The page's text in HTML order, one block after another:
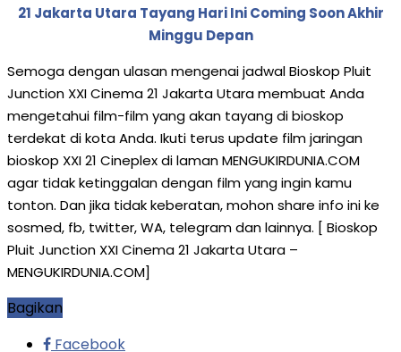
21 Jakarta Utara Tayang Hari Ini Coming Soon Akhir
Minggu Depan
Semoga dengan ulasan mengenai jadwal Bioskop Pluit
Junction XXI Cinema 21 Jakarta Utara membuat Anda
mengetahui film-film yang akan tayang di bioskop
terdekat di kota Anda. Ikuti terus update film jaringan
bioskop XXI 21 Cineplex di laman MENGUKIRDUNIA.COM
agar tidak ketinggalan dengan film yang ingin kamu
tonton. Dan jika tidak keberatan, mohon share info ini ke
sosmed, fb, twitter, WA, telegram dan lainnya. [ Bioskop
Pluit Junction XXI Cinema 21 Jakarta Utara –
MENGUKIRDUNIA.COM]
Bagikan
Facebook